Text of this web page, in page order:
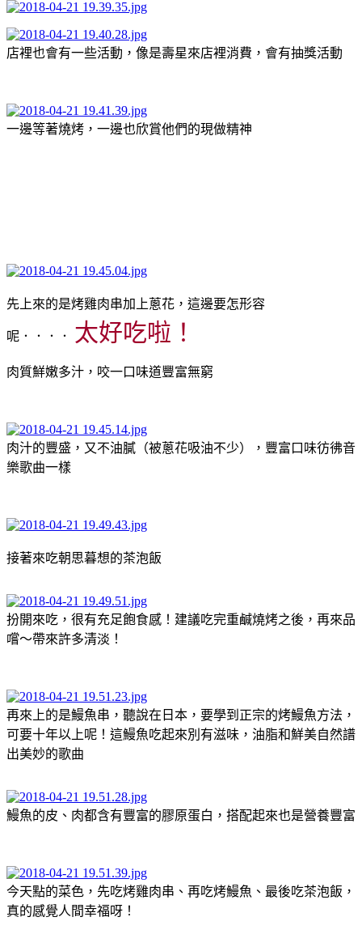
店裡也會有一些活動，像是壽星來店裡消費，會有抽獎活動
一邊等著燒烤，一邊也欣賞他們的現做精神
先上來的是烤雞肉串加上蔥花，這邊要怎形容
呢．．．． 太好吃啦！
肉質鮮嫩多汁，咬一口味道豐富無窮
肉汁的豐盛，又不油膩（被蔥花吸油不少），豐富口味彷彿音
樂歌曲一樣
接著來吃朝思暮想的茶泡飯
扮開來吃，很有充足飽食感！建議吃完重鹹燒烤之後，再來品
嚐～帶來許多清淡！
再來上的是鰻魚串，聽說在日本，要學到正宗的烤鰻魚方法，
可要十年以上呢！這鰻魚吃起來別有滋味，油脂和鮮美自然譜
出美妙的歌曲
鰻魚的皮、肉都含有豐富的膠原蛋白，搭配起來也是營養豐富
今天點的菜色，先吃烤雞肉串、再吃烤鰻魚、最後吃茶泡飯，
真的感覺人間幸福呀！